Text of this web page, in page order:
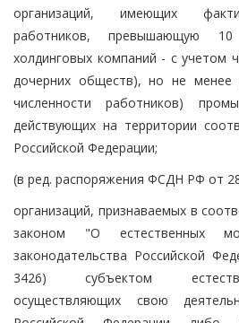
организаций, имеющих
работников, превышающую
холдинговых компаний - с учетом
дочерних обществ), но не менее
численности работников)
действующих на территории
Российской Федерации;
(в ред. распоряжения ФСДН РФ от
организаций, признаваемых в
законом "О естественных
законодательства Российской
3426) субъектом
осуществляющих свою